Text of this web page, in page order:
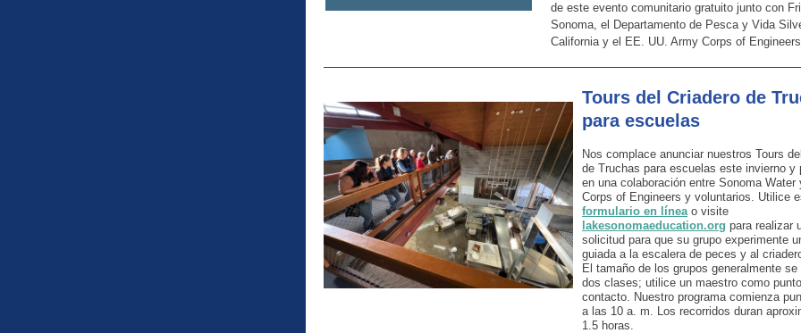
de este evento comunitario gratuito junto con
Sonoma, el Departamento de Pesca y Vida
California y el EE. UU. Army Corps of
Tours del Criadero de
para escuelas
Nos complace anunciar nuestros Tours
de Truchas para escuelas este invierno y
en una colaboración entre Sonoma Water
Corps of Engineers y voluntarios. Utilice
formulario en líneao visite
lakesonomaeducation.org para realizar
solicitud para que su grupo experimente
guiada a la escalera de peces y al
El tamaño de los grupos generalmente
dos clases; utilice un maestro como
contacto. Nuestro programa comienza
a las 10 a. m. Los recorridos duran
1.5 horas.